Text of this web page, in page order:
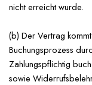
nicht erreicht wurde.
(b) Der Vertrag
Buchungsprozess
Zahlungspflichtig
sowie